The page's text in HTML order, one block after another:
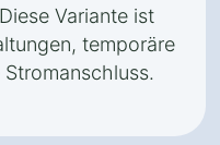
Variante ist
temporäre